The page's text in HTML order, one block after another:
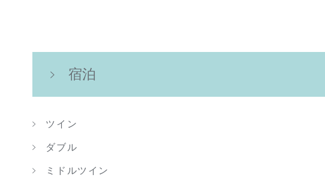
宿泊
ツイン
ダブル
ミドルツイン